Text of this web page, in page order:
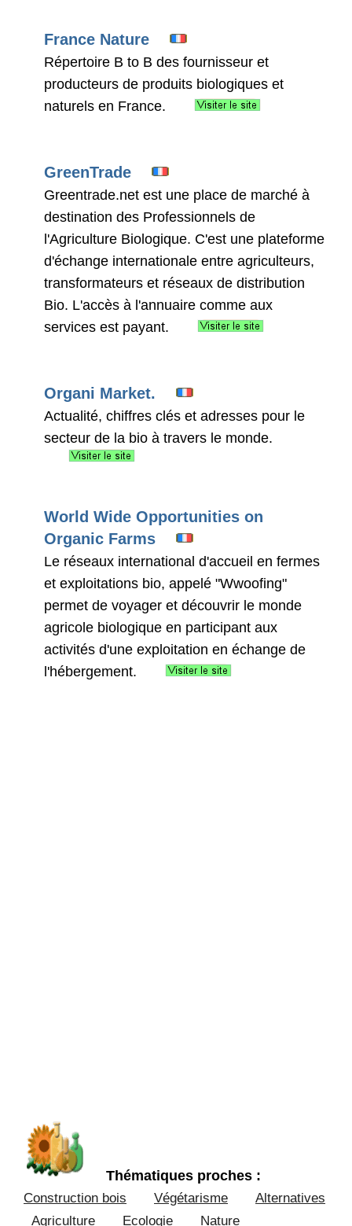
France Nature
Répertoire B to B des fournisseur et
producteurs de produits biologiques et
naturels en France.
GreenTrade
Greentrade.net est une place de marché à
destination des Professionnels de
l'Agriculture Biologique. C'est une plateforme
d'échange internationale entre agriculteurs,
transformateurs et réseaux de distribution
Bio. L'accès à l'annuaire comme aux
services est payant.
Organi Market.
Actualité, chiffres clés et adresses pour le
secteur de la bio à travers le monde.
World Wide Opportunities on
Organic Farms
Le réseaux international d'accueil en fermes
et exploitations bio, appelé "Wwoofing"
permet de voyager et découvrir le monde
agricole biologique en participant aux
activités d'une exploitation en échange de
l'hébergement.
Thématiques proches :
Construction bois Végétarisme
Alternatives
Agriculture
Ecologie Nature